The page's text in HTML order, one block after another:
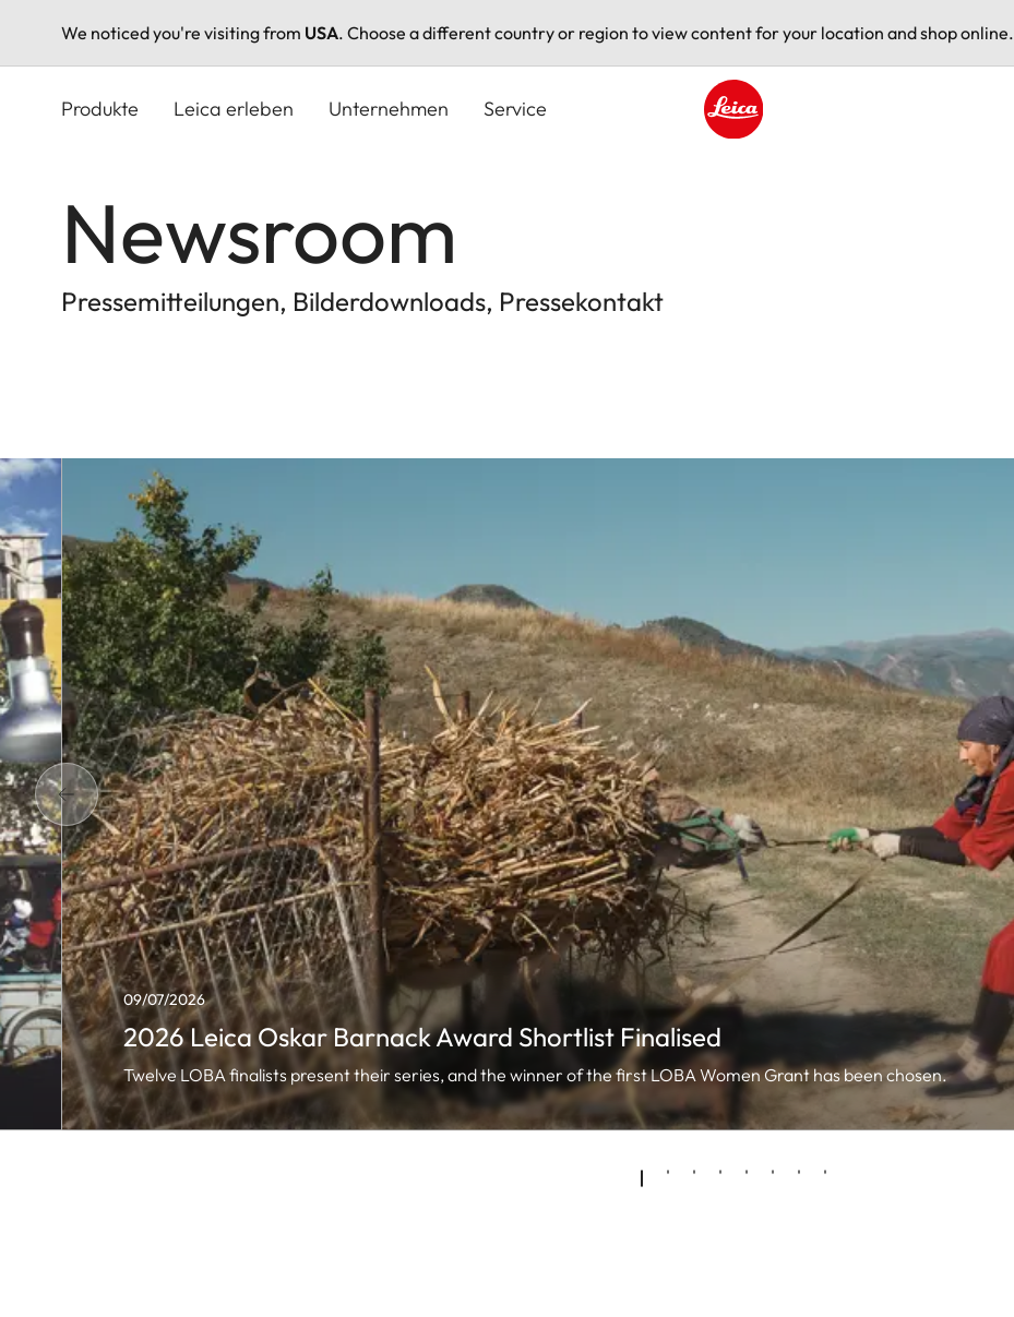
We noticed you're visiting from USA. Choose a different country or region to view content for your location and shop online.
Produkte Leica erleben Unternehmen Service
Newsroom
Pressemitteilungen, Bilderdownloads, Pressekontakt
09/07/2026
2026 Leica Oskar Barnack Award Shortlist Finalised
Twelve LOBA finalists present their series, and the winner of the first LOBA Women Grant has been chosen.